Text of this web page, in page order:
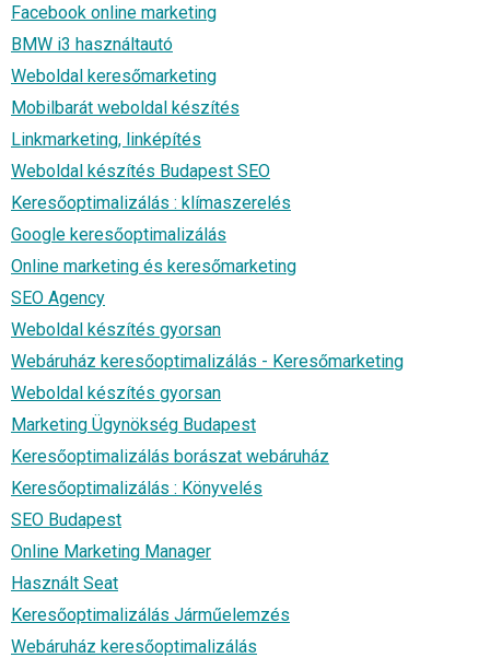
Facebook online marketing
BMW i3 használtautó
Weboldal keresőmarketing
Mobilbarát weboldal készítés
Linkmarketing, linképítés
Weboldal készítés Budapest SEO
Keresőoptimalizálás : klímaszerelés
Google keresőoptimalizálás
Online marketing és keresőmarketing
SEO Agency
Weboldal készítés gyorsan
Webáruház keresőoptimalizálás - Keresőmarketing
Weboldal készítés gyorsan
Marketing Ügynökség Budapest
Keresőoptimalizálás borászat webáruház
Keresőoptimalizálás : Könyvelés
SEO Budapest
Online Marketing Manager
Használt Seat
Keresőoptimalizálás Járműelemzés
Webáruház keresőoptimalizálás